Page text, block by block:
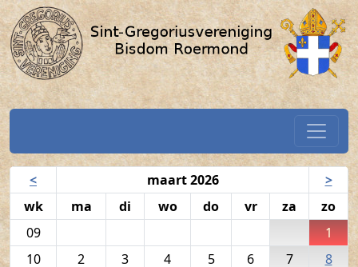
Spring naar hoofdtekst
Volkszang - 1 maart 2026 /
Navigatiekalender
< maart 2026
>
wk
ma di wo do vr za
zo
09
1
10
2 3 4 5 6 7
8